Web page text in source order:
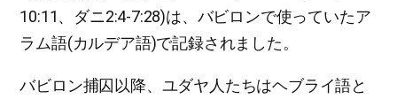
10:11、ダニ2:4-7:28)は、バビロンで使っていたア
ラム語(カルデア語)で記録されました。
バビロン捕囚以降、ユダヤ人たちはヘブライ語と